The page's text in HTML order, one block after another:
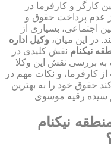
کارگر و کارفرما در
عدم پرداخت حقوق و
اجتماعی، بسیاری از
در این میان، وکیل اداره
نیکنام نقش کلیدی در
به بررسی نقش این وکلا
کارفرما، و نکات مهم در
حقوق خود را به بهترین
نیکنام